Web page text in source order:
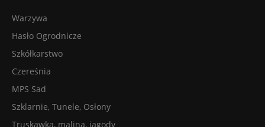
Warzywa
Hasło Ogrodnicze
Szkółkarstwo
Czereśnia
MPS Sad
Szklarnie, Tunele, Osłony
Truskawka, malina, jagody